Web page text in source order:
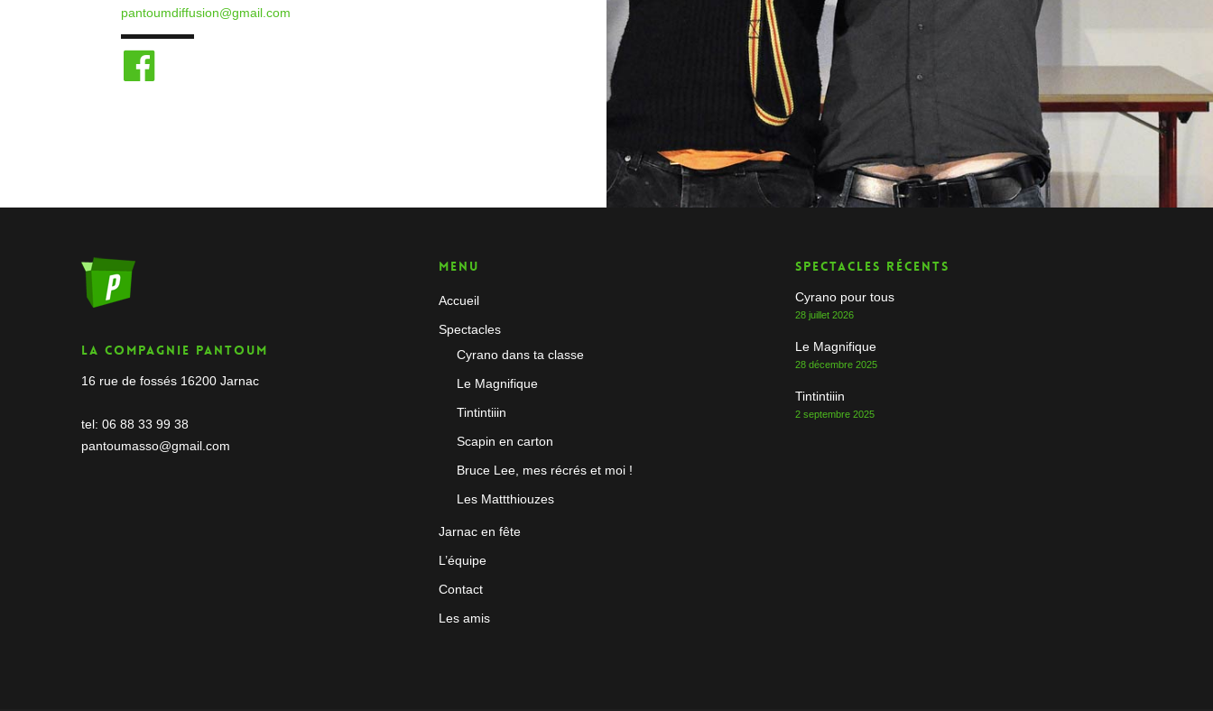
pantoumdiffusion@gmail.com
La compagnie Pantoum
16 rue de fossés 16200 Jarnac
tel: 06 88 33 99 38
pantoumasso@gmail.com
Menu
Accueil
Spectacles
Cyrano dans ta classe
Le Magnifique
Tintintiiin
Scapin en carton
Bruce Lee, mes récrés et moi !
Les Mattthiouzes
Jarnac en fête
L’équipe
Contact
Les amis
Spectacles récents
Cyrano pour tous
28 juillet 2026
Le Magnifique
28 décembre 2025
Tintintiiin
2 septembre 2025